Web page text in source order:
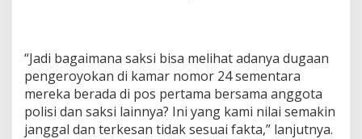
“Jadi bagaimana saksi bisa melihat adanya dugaan
pengeroyokan di kamar nomor 24 sementara
mereka berada di pos pertama bersama anggota
polisi dan saksi lainnya? Ini yang kami nilai semakin
janggal dan terkesan tidak sesuai fakta,” lanjutnya.